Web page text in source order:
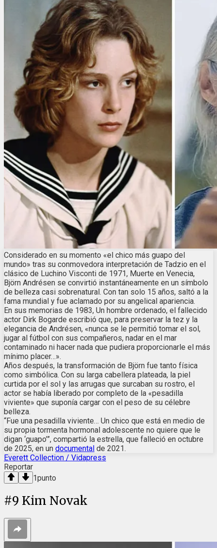
Considerado en su momento «el chico más guapo del
mundo» tras su conmovedora interpretación de Tadzio en el
clásico de Luchino Visconti de 1971, Muerte en Venecia,
Björn Andrésen se convirtió instantáneamente en un símbolo
de belleza casi sobrenatural. Con tan solo 15 años, saltó a la
fama mundial y fue aclamado por su angelical apariencia.
En sus memorias de 1983, Un hombre ordenado, el fallecido
actor Dirk Bogarde escribió que, para preservar la tez y la
elegancia de Andrésen, «nunca se le permitió tomar el sol,
jugar al fútbol con sus compañeros, nadar en el mar
contaminado ni hacer nada que pudiera proporcionarle el más
mínimo placer…».
Años después, la transformación de Björn fue tanto física
como simbólica. Con su larga cabellera plateada, la piel
curtida por el sol y las arrugas que surcaban su rostro, el
actor se había liberado por completo de la «pesadilla
viviente» que suponía cargar con el peso de su célebre
belleza.
“Fue una pesadilla viviente… Un chico que está en medio de
su propia tormenta hormonal adolescente no quiere que le
digan ‘guapo’”, compartió la estrella, que falleció en octubre
de 2025, en un documental de 2021.
Everett Collection / Vidapress
Reportar
1punto
#9 Kim Novak